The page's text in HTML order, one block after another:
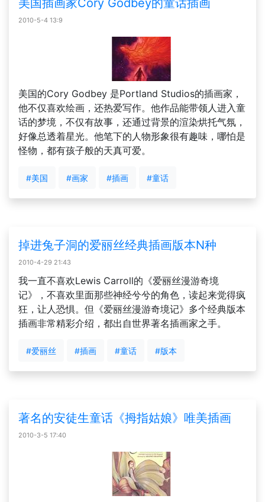
美国插画家Cory Godbey的童话插画
2010-5-4 13:9
美国的Cory Godbey 是Portland Studios的插画家，
他不仅喜欢绘画，还热爱写作。他作品能带领人进入童
话的梦境，不仅有故事，还通过背景的渲染烘托气氛，
好像总透着星光。他笔下的人物形象很有趣味，哪怕是
怪物，都有孩子般的天真可爱。
#美国 #画家 #插画 #童话
掉进兔子洞的爱丽丝经典插画版本N种
2010-4-29 21:43
我一直不喜欢Lewis Carroll的《爱丽丝漫游奇境
记》，不喜欢里面那些神经兮兮的角色，读起来觉得疯
狂，让人恐惧。但《爱丽丝漫游奇境记》多个经典版本
插画非常精彩介绍，都出自世界著名插画家之手。
#爱丽丝 #插画 #童话 #版本
著名的安徒生童话《拇指姑娘》唯美插画
2010-3-5 17:40